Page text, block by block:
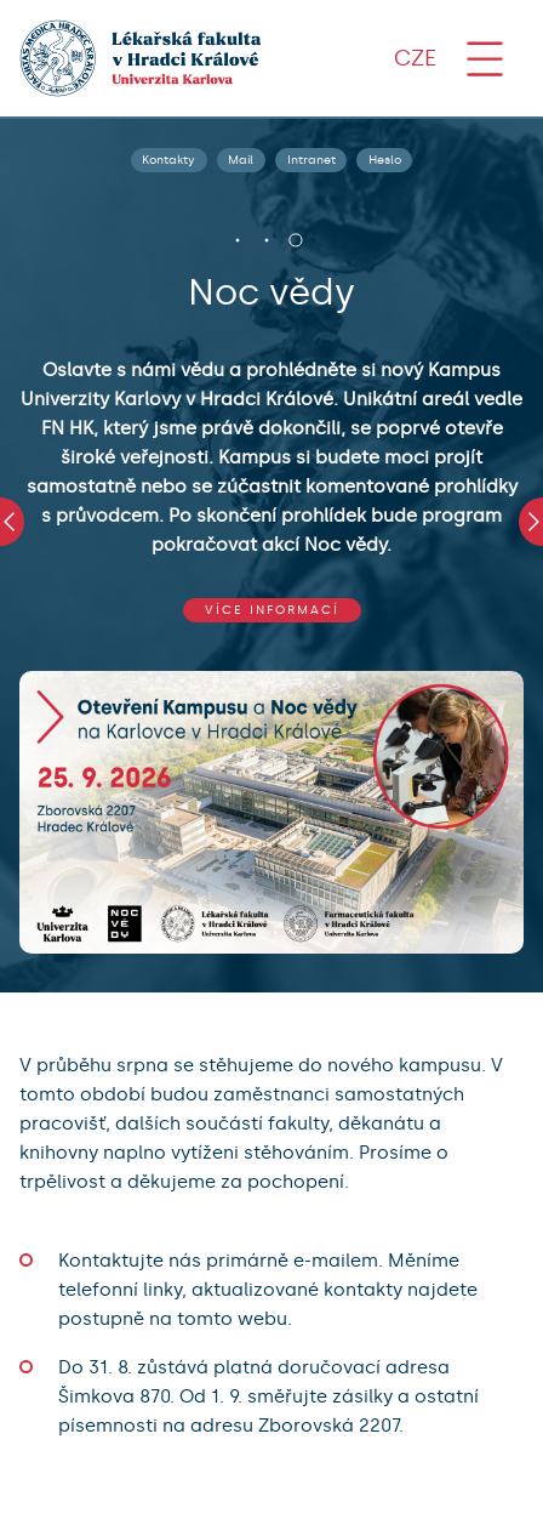
CZE
Kontakty Mail Intranet Heslo
Noc vědy
Oslavte s námi vědu a prohlédněte si nový Kampus
Univerzity Karlovy v Hradci Králové. Unikátní areál vedle
FN HK, který jsme právě dokončili, se poprvé otevře
široké veřejnosti. Kampus si budete moci projít
samostatně nebo se zúčastnit komentované prohlídky
s průvodcem. Po skončení prohlídek bude program
pokračovat akcí Noc vědy.
VÍCE INFORMACÍ
V průběhu srpna se stěhujeme do nového kampusu. V
tomto období budou zaměstnanci samostatných
pracovišť, dalších součástí fakulty, děkanátu a
knihovny naplno vytíženi stěhováním. Prosíme o
trpělivost a děkujeme za pochopení.
Kontaktujte nás primárně e-mailem. Měníme
telefonní linky, aktualizované kontakty najdete
postupně na tomto webu.
Do 31. 8. zůstává platná doručovací adresa
Šimkova 870. Od 1. 9. směřujte zásilky a ostatní
písemnosti na adresu Zborovská 2207.